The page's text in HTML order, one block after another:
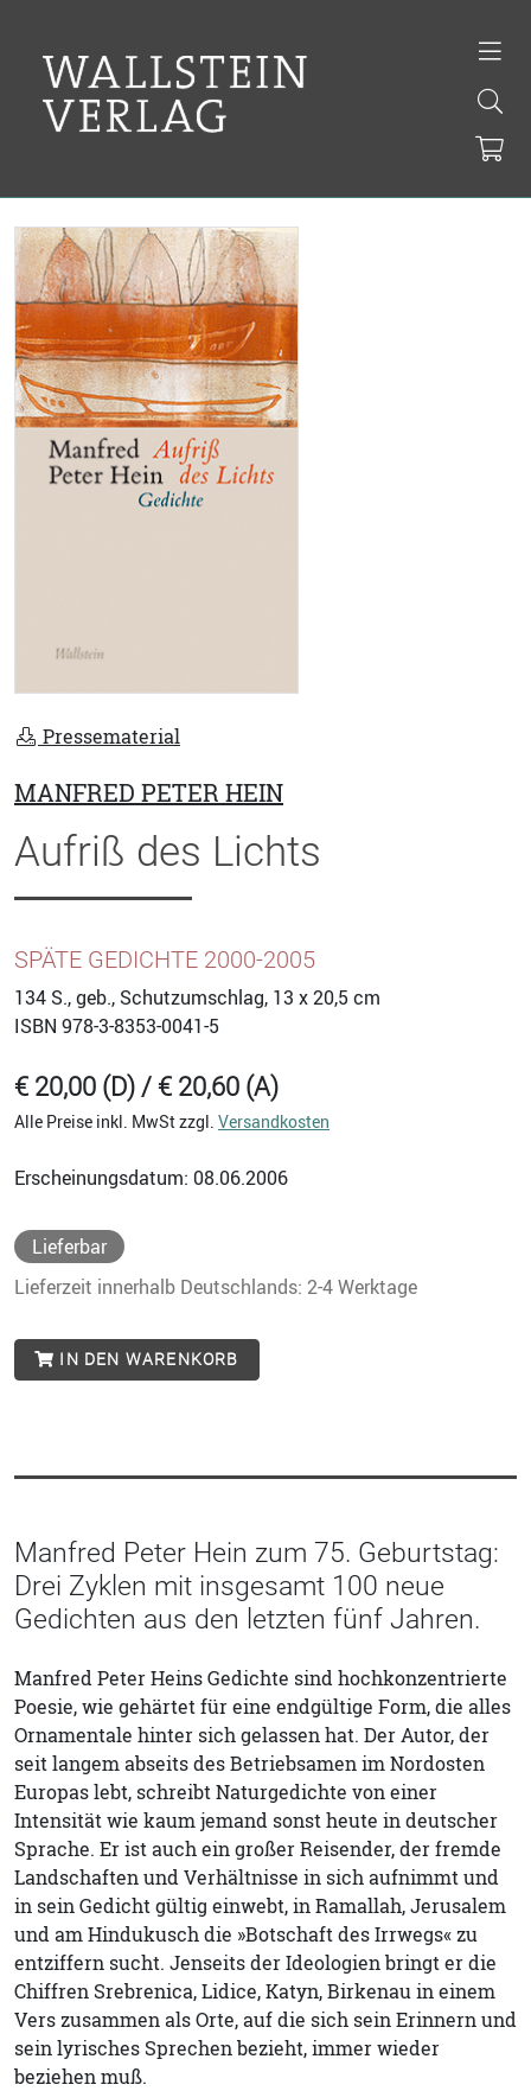
Pressematerial
MANFRED PETER HEIN
Aufriß des Lichts
SPÄTE GEDICHTE 2000-2005
134 S., geb., Schutzumschlag, 13 x 20,5 cm
ISBN 978-3-8353-0041-5
€ 20,00 (D) / € 20,60 (A)
Alle Preise inkl. MwSt zzgl. Versandkosten
Erscheinungsdatum: 08.06.2006
Lieferbar
Lieferzeit innerhalb Deutschlands: 2-4 Werktage
IN DEN WARENKORB
Manfred Peter Hein zum 75. Geburtstag:
Drei Zyklen mit insgesamt 100 neue
Gedichten aus den letzten fünf Jahren.
Manfred Peter Heins Gedichte sind hochkonzentrierte
Poesie, wie gehärtet für eine endgültige Form, die alles
Ornamentale hinter sich gelassen hat. Der Autor, der
seit langem abseits des Betriebsamen im Nordosten
Europas lebt, schreibt Naturgedichte von einer
Intensität wie kaum jemand sonst heute in deutscher
Sprache. Er ist auch ein großer Reisender, der fremde
Landschaften und Verhältnisse in sich aufnimmt und
in sein Gedicht gültig einwebt, in Ramallah, Jerusalem
und am Hindukusch die »Botschaft des Irrwegs« zu
entziffern sucht. Jenseits der Ideologien bringt er die
Chiffren Srebrenica, Lidice, Katyn, Birkenau in einem
Vers zusammen als Orte, auf die sich sein Erinnern und
sein lyrisches Sprechen bezieht, immer wieder
beziehen muß.